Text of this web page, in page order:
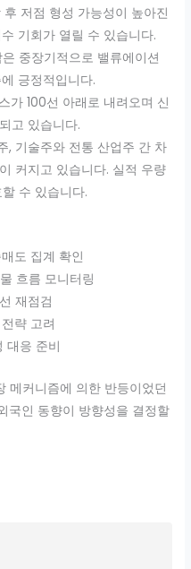
저점 형성 가능성이 높아진
기회가 열릴 수 있습니다.
중장기적으로 밸류에이션
긍정적입니다.
가 100선 아래로 내려오며 신
고 있습니다.
, 기술주와 전통 산업주 간 차
커지고 있습니다. 실적 우량
수 있습니다.
도 집계 확인
흐름 모니터링
재점검
략 고려
대응 준비
메커니즘에 의한 반등이었던
국인 동향이 방향성을 결정할